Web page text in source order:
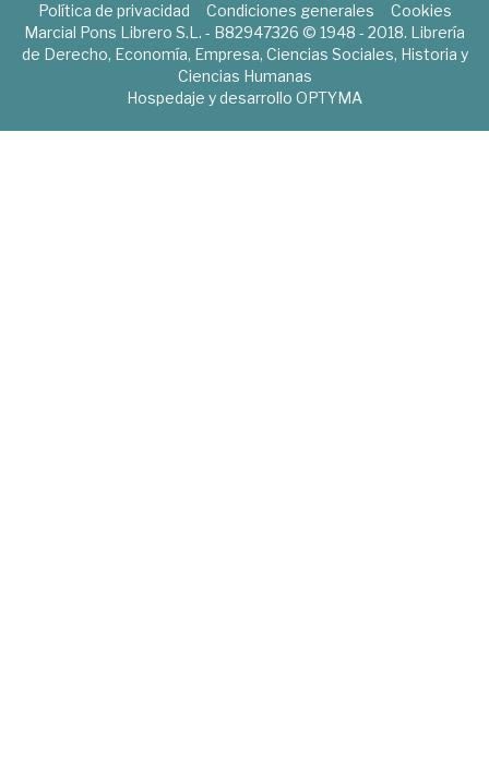
Política de privacidad Condiciones generales
Cookies
Marcial Pons Librero S.L. - B82947326 © 1948 - 2018. Librería
de Derecho, Economía, Empresa, Ciencias Sociales, Historia y
Ciencias Humanas
Hospedaje y desarrollo OPTYMA